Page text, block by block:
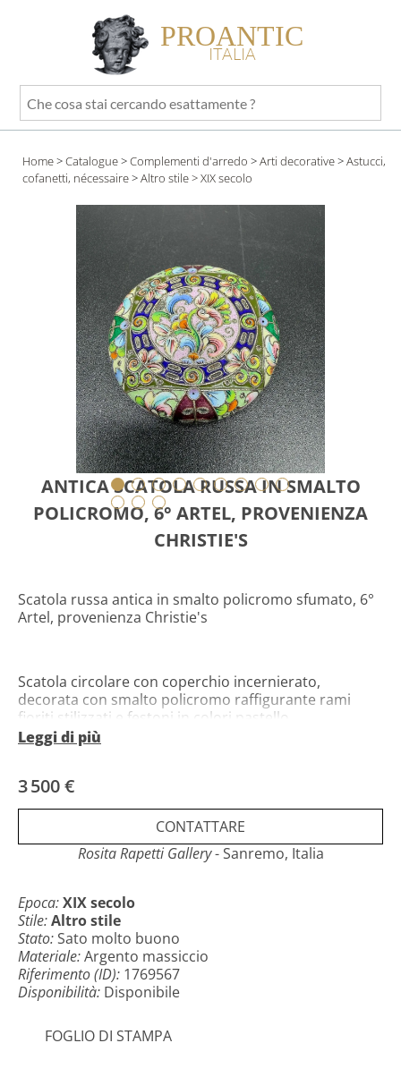
PROANTIC
ITALIA
Che
cosa
cercando
esattamente
Home>Catalogue>Complementi d'arredo >Arti decorative>Astucci,
cofanetti, nécessaire>Altro stile> XIX secolo
ANTICA SCATOLA RUSSA IN SMALTO
POLICROMO, 6° ARTEL, PROVENIENZA
CHRISTIE'S
Scatola russa antica in smalto policromo sfumato, 6°
Artel, provenienza Christie's
Scatola circolare con coperchio incernierato,
decorata con smalto policromo raffigurante rami
fioriti stilizzati e festoni in colori pastello.
Punzoni: 6MA (per il 6° Artel di Mosca), marchio del
Dimensioni: 5 cm di larghezza; 2 cm di altezza
Leggi di più
3 500 €
CONTATTARE
Rosita Rapetti Gallery- Sanremo, Italia
Epoca:XIX secolo
Stile:Altro stile
Stato:Sato molto buono
Materiale:Argento massiccio
Riferimento (ID): 1769567
Disponibilità: Disponibile
FOGLIO DI STAMPA